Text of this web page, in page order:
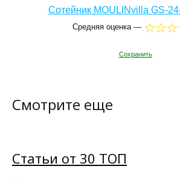
Сотейник MOULINvilla GS-
Средняя оценка —
Сохранить
Смотрите еще
Статьи от 30 ТОП